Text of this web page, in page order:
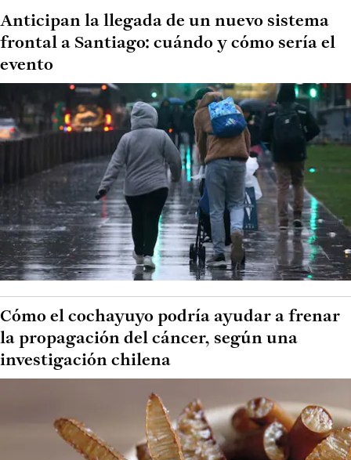
Anticipan la llegada de un nuevo sistema
frontal a Santiago: cuándo y cómo sería el
evento
Cómo el cochayuyo podría ayudar a frenar
la propagación del cáncer, según una
investigación chilena